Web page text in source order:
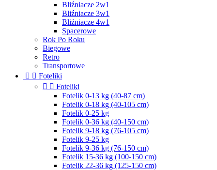
Bliźniacze 2w1
Bliźniacze 3w1
Bliźniacze 4w1
Spacerowe
Rok Po Roku
Biegowe
Retro
Transportowe
  Foteliki
  Foteliki
Fotelik 0-13 kg (40-87 cm)
Fotelik 0-18 kg (40-105 cm)
Fotelik 0-25 kg
Fotelik 0-36 kg (40-150 cm)
Fotelik 9-18 kg (76-105 cm)
Fotelik 9-25 kg
Fotelik 9-36 kg (76-150 cm)
Fotelik 15-36 kg (100-150 cm)
Fotelik 22-36 kg (125-150 cm)